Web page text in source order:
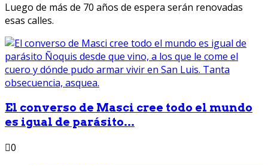
Luego de más de 70 años de espera serán renovadas
esas calles.
El converso de Masci cree todo el mundo
es igual de parásito...
0